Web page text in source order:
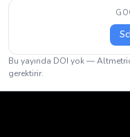
Bu yayında DOI yok —
gerektirir.